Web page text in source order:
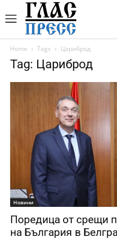
Home Tags Цариброд
Tag: Цариброд
Новини
Поредица от срещи
на България в